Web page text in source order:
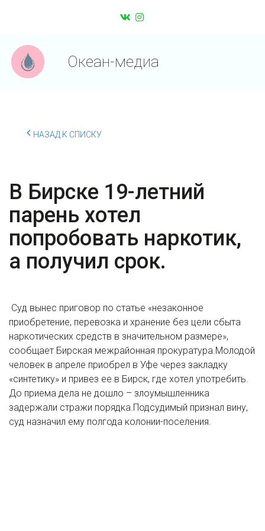
Океан-медиа
НАЗАД К СПИСКУ
В Бирске 19-летний
парень хотел
попробовать наркотик,
а получил срок.
Суд вынес приговор по статье «незаконное
приобретение, перевозка и хранение без цели сбыта
наркотических средств в значительном размере»,
сообщает Бирская межрайонная прокуратура.Молодой
человек в апреле приобрел в Уфе через закладку
«синтетику» и привез ее в Бирск, где хотел употребить.
До приема дела не дошло – злоумышленника
задержали стражи порядка.Подсудимый признал вину,
суд назначил ему полгода колонии-поселения.